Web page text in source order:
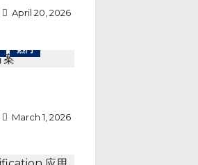
April 20, 2026
热门
March 1, 2026